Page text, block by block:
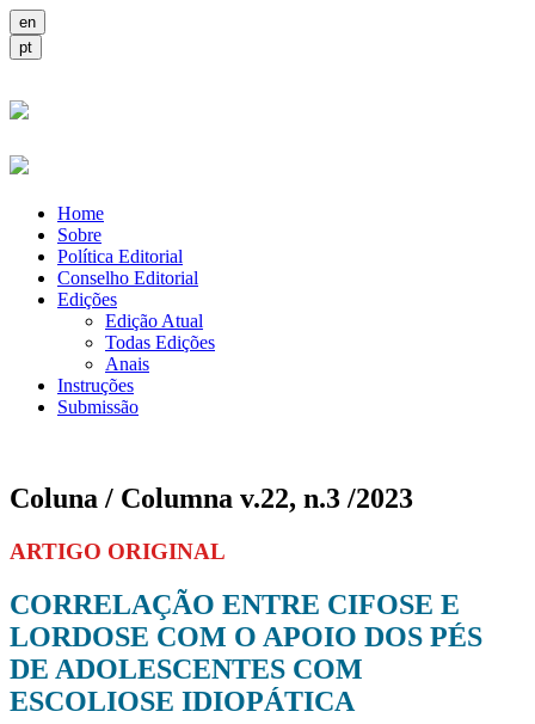
Home
Sobre
Política Editorial
Conselho Editorial
Edições
Edição Atual
Todas Edições
Anais
Instruções
Submissão
Coluna / Columna v.22, n.3 /2023
ARTIGO ORIGINAL
CORRELAÇÃO ENTRE CIFOSE E
LORDOSE COM O APOIO DOS PÉS
DE ADOLESCENTES COM
ESCOLIOSE IDIOPÁTICA